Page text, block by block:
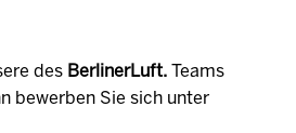
des BerlinerLuft. Teams
bewerben Sie sich unter